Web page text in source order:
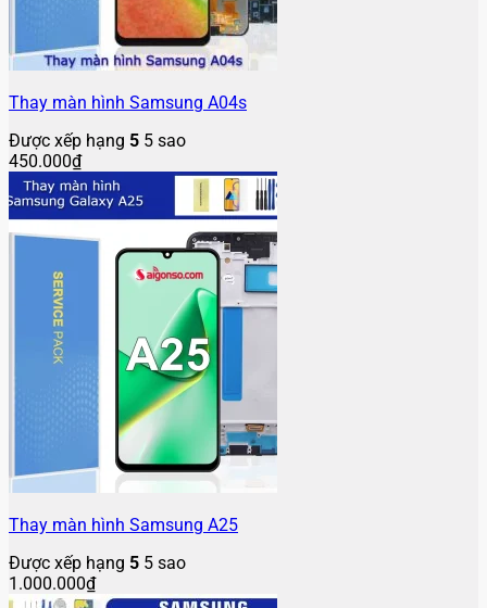
Thay màn hình Samsung A04s
Được xếp hạng 5 5 sao
450.000₫
Thay màn hình Samsung A25
Được xếp hạng 5 5 sao
1.000.000₫